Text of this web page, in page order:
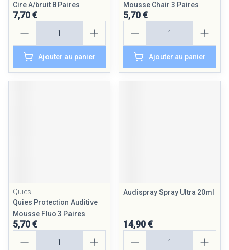
Cire A/bruit 8 Paires
7,70 €
Ajouter au panier
Mousse Chair 3 Paires
5,70 €
Ajouter au panier
Quies
Quies Protection Auditive
Mousse Fluo 3 Paires
5,70 €
Audispray Spray Ultra 20ml
14,90 €